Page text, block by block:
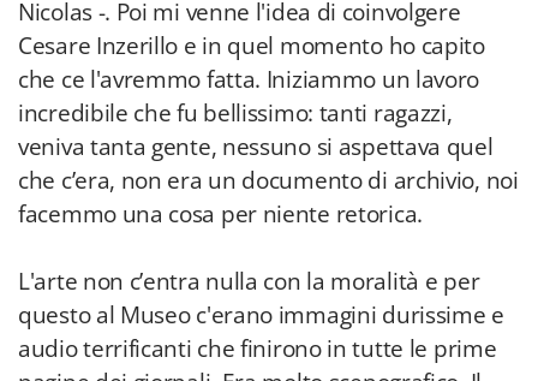
Nicolas -. Poi mi venne l'idea di coinvolgere
Cesare Inzerillo e in quel momento ho capito
che ce l'avremmo fatta. Iniziammo un lavoro
incredibile che fu bellissimo: tanti ragazzi,
veniva tanta gente, nessuno si aspettava quel
che c’era, non era un documento di archivio, noi
facemmo una cosa per niente retorica.
L'arte non c’entra nulla con la moralità e per
questo al Museo c'erano immagini durissime e
audio terrificanti che finirono in tutte le prime